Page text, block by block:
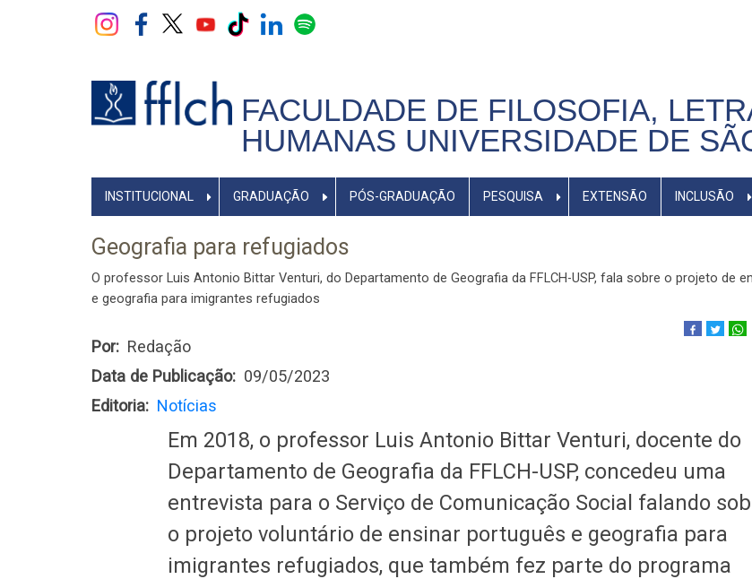
FACULDADE DE FILOSOFIA,
HUMANAS UNIVERSIDADE DE
NAVEGADOR
PRINCIPAL
INSTITUCIONAL GRADUAÇÃO PÓS-GRADUAÇÃO PESQUISA EXTENSÃO INCLUSÃO
Geografia para refugiados
O professor Luis Antonio Bittar Venturi, do Departamento de Geografia da FFLCH-USP, fala sobre o projeto de
e geografia para imigrantes refugiados
Por
Redação
Data de Publicação
09/05/2023
Editoria
Notícias
Em 2018, o professor Luis Antonio Bittar Venturi, docente do
Departamento de Geografia da FFLCH-USP, concedeu uma
entrevista para o Serviço de Comunicação Social falando
o projeto voluntário de ensinar português e geografia para
imigrantes refugiados, que também fez parte do programa